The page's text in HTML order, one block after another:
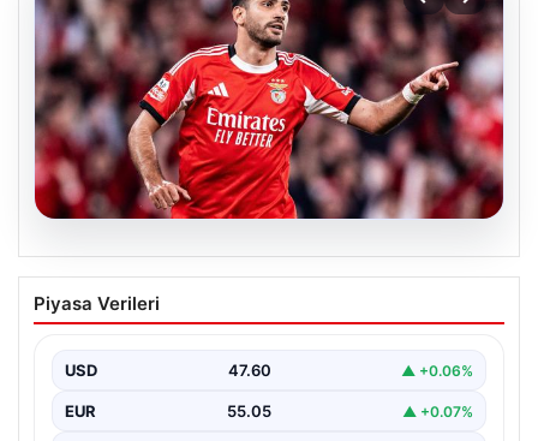
05.08.2026
Fenerbahçe hücuma güç katmak
istiyor: Vangelis Pavlidis gündemde
sorununun çözümü için farklı alternatifleri masaya
yatırıyor. Sarı-lacivertli…
Piyasa Verileri
USD 47.60 ▲ +0.06%
EUR 55.05 ▲ +0.07%